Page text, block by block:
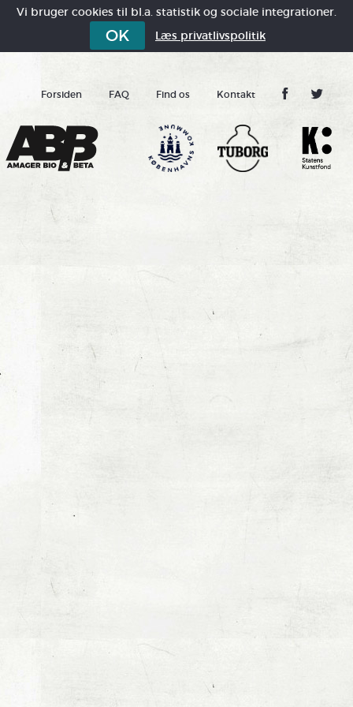
Vi bruger cookies til bl.a. statistik og sociale integrationer.
OK Læs privatlivspolitik
Forsiden FAQ Find os Kontakt